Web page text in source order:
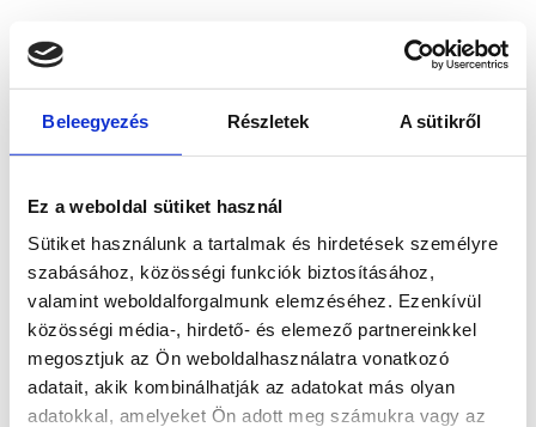
Beleegyezés Részletek A sütikről
Ez a weboldal sütiket használ
Sütiket használunk a tartalmak és hirdetések személyre
szabásához, közösségi funkciók biztosításához,
valamint weboldalforgalmunk elemzéséhez. Ezenkívül
közösségi média-, hirdető- és elemező partnereinkkel
megosztjuk az Ön weboldalhasználatra vonatkozó
adatait, akik kombinálhatják az adatokat más olyan
adatokkal, amelyeket Ön adott meg számukra vagy az